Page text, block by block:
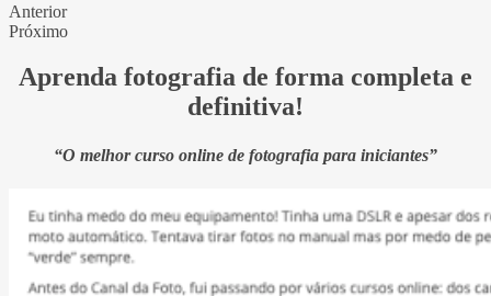
Anterior
Próximo
Aprenda fotografia de forma completa e
definitiva!
“O melhor curso online de fotografia para iniciantes”